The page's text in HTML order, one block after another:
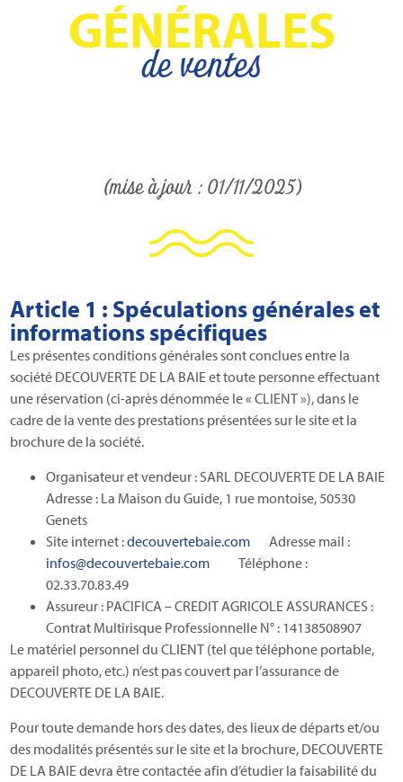
GÉNÉRALES
de ventes
(mise à jour : 01/11/2025)
Article 1 : Spéculations générales et
informations spécifiques
Les présentes conditions générales sont conclues entre la
société DECOUVERTE DE LA BAIE et toute personne effectuant
une réservation (ci-après dénommée le « CLIENT »), dans le
cadre de la vente des prestations présentées sur le site et la
brochure de la société.
Organisateur et vendeur : SARL DECOUVERTE DE LA BAIE
Adresse : La Maison du Guide, 1 rue montoise, 50530
Genets
Site internet :decouvertebaie.com Adresse mail :
infos@decouvertebaie.com Téléphone :
02.33.70.83.49
Assureur : PACIFICA – CREDIT AGRICOLE ASSURANCES :
Contrat Multirisque Professionnelle N° : 14138508907
Le matériel personnel du CLIENT (tel que téléphone portable,
appareil photo, etc.) n’est pas couvert par l’assurance de
DECOUVERTE DE LA BAIE.
Pour toute demande hors des dates, des lieux de départs et/ou
des modalités présentés sur le site et la brochure, DECOUVERTE
DE LA BAIE devra être contactée afin d’étudier la faisabilité du